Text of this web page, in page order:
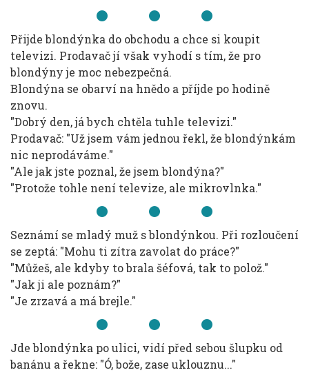
Přijde blondýnka do obchodu a chce si koupit
televizi. Prodavač jí však vyhodí s tím, že pro
blondýny je moc nebezpečná.
Blondýna se obarví na hnědo a příjde po hodině
znovu.
"Dobrý den, já bych chtěla tuhle televizi."
Prodavač: "Už jsem vám jednou řekl, že blondýnkám
nic neprodáváme."
"Ale jak jste poznal, že jsem blondýna?"
"Protože tohle není televize, ale mikrovlnka."
Seznámí se mladý muž s blondýnkou. Při rozloučení
se zeptá: "Mohu ti zítra zavolat do práce?"
"Můžeš, ale kdyby to brala šéfová, tak to polož."
"Jak ji ale poznám?"
"Je zrzavá a má brejle."
Jde blondýnka po ulici, vidí před sebou šlupku od
banánu a řekne: "Ó, bože, zase uklouznu..."